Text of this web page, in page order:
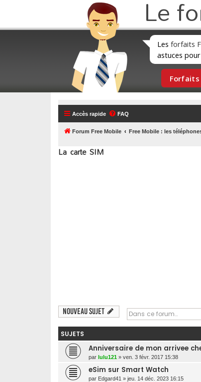
Le
Les forfaits
astuces
Forfaits
Accès rapide FAQ
Forum Free Mobile Free Mobile : les
La carte SIM
Nouveau sujet
SUJETS
Anniversaire de mon arrivee
par lulu121 » ven. 3 févr. 2017 15:38
eSim sur Smart Watch
par Edgard41 » jeu. 14 déc. 2023 16:15